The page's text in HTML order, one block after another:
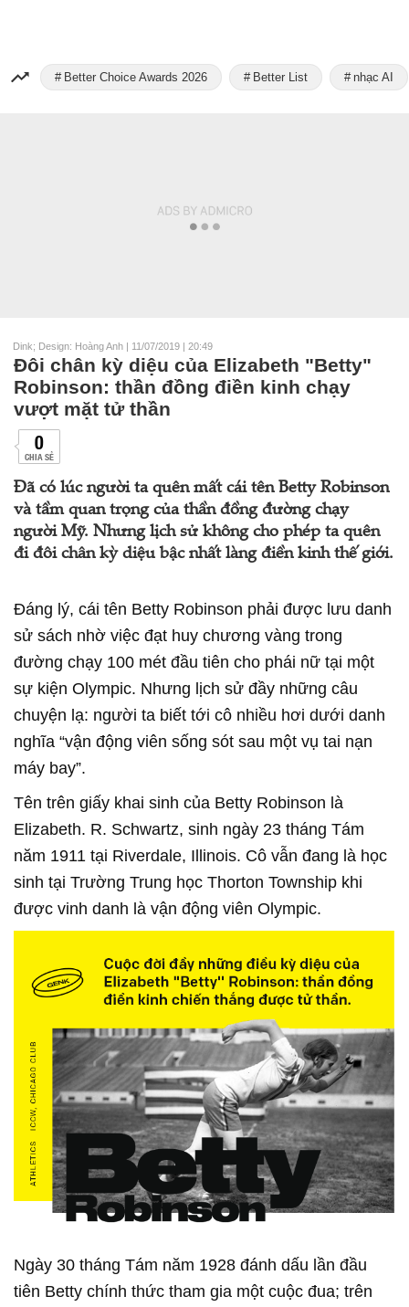
Better Choice Awards 2026 Better List nhạc AI
Dink; Design: Hoàng Anh | 11/07/2019 | 20:49
Đôi chân kỳ diệu của Elizabeth "Betty"
Robinson: thần đồng điền kinh chạy
vượt mặt tử thần
0
CHIA SẺ
Đã có lúc người ta quên mất cái tên Betty Robinson
và tầm quan trọng của thần đồng đường chạy
người Mỹ. Nhưng lịch sử không cho phép ta quên
đi đôi chân kỳ diệu bậc nhất làng điền kinh thế giới.
Đáng lý, cái tên Betty Robinson phải được lưu danh
sử sách nhờ việc đạt huy chương vàng trong
đường chạy 100 mét đầu tiên cho phái nữ tại một
sự kiện Olympic. Nhưng lịch sử đầy những câu
chuyện lạ: người ta biết tới cô nhiều hơi dưới danh
nghĩa “vận động viên sống sót sau một vụ tai nạn
máy bay”.
Tên trên giấy khai sinh của Betty Robinson là
Elizabeth. R. Schwartz, sinh ngày 23 tháng Tám
năm 1911 tại Riverdale, Illinois. Cô vẫn đang là học
sinh tại Trường Trung học Thorton Township khi
được vinh danh là vận động viên Olympic.
Ngày 30 tháng Tám năm 1928 đánh dấu lần đầu
tiên Betty chính thức tham gia một cuộc đua; trên